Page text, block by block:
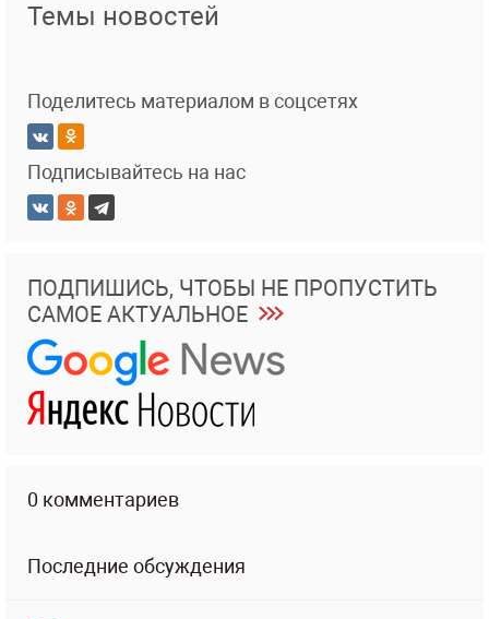
Темы новостей
Поделитесь материалом в соцсетях
Подписывайтесь на нас
ПОДПИШИСЬ, ЧТОБЫ НЕ ПРОПУСТИТЬ
САМОЕ АКТУАЛЬНОЕ
0 комментариев
Последние обсуждения